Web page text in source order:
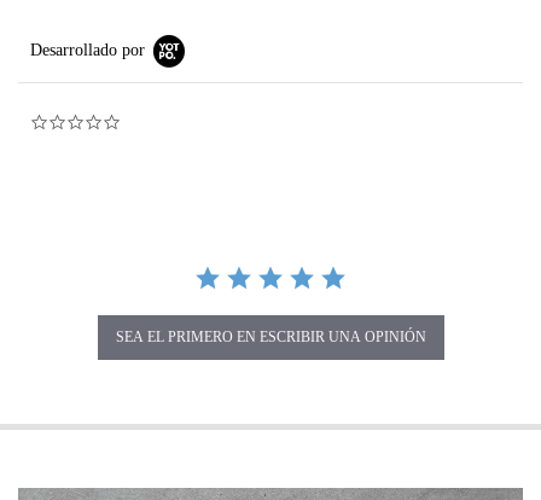
Desarrollado por
SEA EL PRIMERO EN ESCRIBIR UNA OPINIÓN